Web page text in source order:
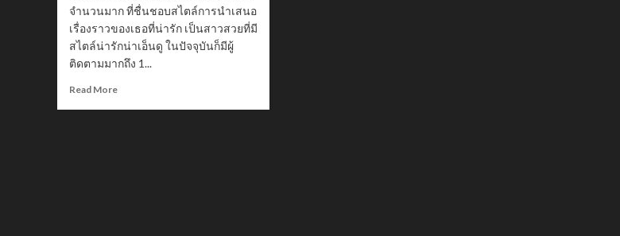
จำนวนมาก ที่ชื่นชอบสไตล์การนำเสนอ
เรื่องราวของเธอที่น่ารัก เป็นสาวสวยที่มี
สไตล์น่ารักน่าเอ็นดู ในปัจจุบันก็มีผู้
ติดตามมากถึง 1...
Read MoreRead